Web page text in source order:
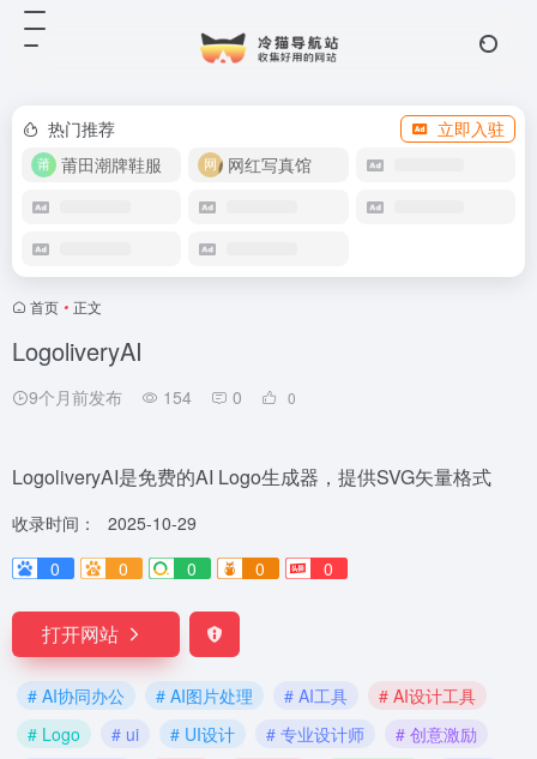
热门推荐
立即入驻
莆田潮牌鞋服
网红写真馆
首页 • 正文
LogoliveryAI
9个月前发布 154 0 0
LogoliveryAI是免费的AI Logo生成器，提供SVG矢量格式
收录时间：
2025-10-29
0
0 0 0 0
打开网站
# AI协同办公 # AI图片处理 # AI工具
# AI设计工具
# Logo
# ui # UI设计 # 专业设计师
# 创意激励